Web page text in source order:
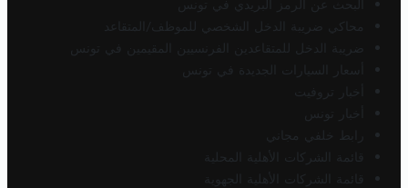
البحث عن الرمز البريدي في تونس
محاكي ضريبة الدخل الشخصي للموظف/المتقاعد
ضريبة الدخل للمتقاعدين الفرنسيين المقيمين في تونس
أسعار السيارات الجديدة في تونس
أخبار تروفيت
أخبار تونس
رابط خلفي مجاني
قائمة الشركات الأهلية المحلية
قائمة الشركات الأهلية الجهوية